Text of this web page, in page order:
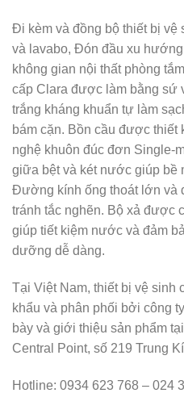
Đi kèm và đồng bộ thiết bị vệ
và lavabo, Đón đầu xu hướng
không gian nội thất phòng
cấp Clara được làm bằng sứ
trắng kháng khuẩn tự làm
bám cặn. Bồn cầu được thiết
nghệ khuôn đúc đơn Single-
giữa bệt và két nước giúp bề
Đường kính ống thoát lớn và
tránh tắc nghẽn. Bộ xả được
giúp tiết kiệm nước và đảm
dưỡng dễ dàng.
Tại Việt Nam, thiết bị vệ sinh
khẩu và phân phối bởi công
bày và giới thiệu sản phẩm
Central Point, số 219 Trung
Hotline: 0934 623 768 – 024